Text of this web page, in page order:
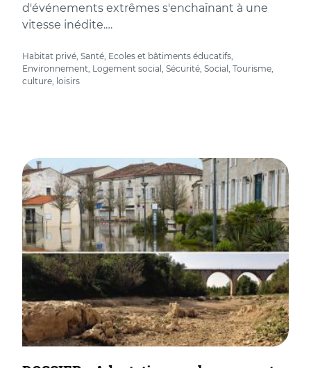
d'événements extrêmes s'enchaînant à une
vitesse inédite.…
Habitat privé, Santé, Ecoles et bâtiments éducatifs,
Environnement, Logement social, Sécurité, Social, Tourisme,
culture, loisirs